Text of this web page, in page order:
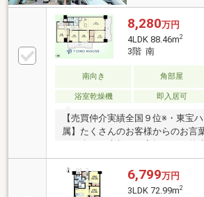
8,280万円
4LDK 88.46m2
3階 南
南向き 角部屋
浴室乾燥機
即入居可
【売買仲介実績全国９位※・東宝
属】たくさんのお客様からのお言
を始めてみようと思われたらまず
ウス溝の口に相談してみませんか
くて大丈夫！まずはお客様の夢を
6,799万円
3LDK 72.99m2